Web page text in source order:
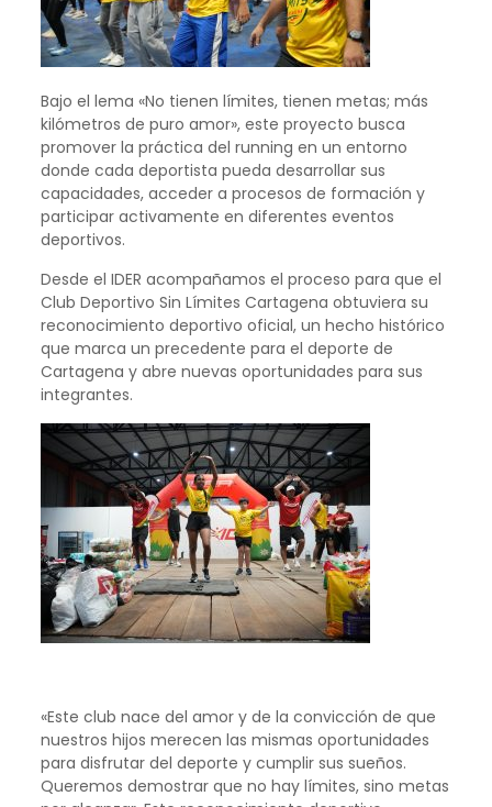
Bajo el lema «No tienen límites, tienen metas; más
kilómetros de puro amor», este proyecto busca
promover la práctica del running en un entorno
donde cada deportista pueda desarrollar sus
capacidades, acceder a procesos de formación y
participar activamente en diferentes eventos
deportivos.
Desde el IDER acompañamos el proceso para que el
Club Deportivo Sin Límites Cartagena obtuviera su
reconocimiento deportivo oficial, un hecho histórico
que marca un precedente para el deporte de
Cartagena y abre nuevas oportunidades para sus
integrantes.
«Este club nace del amor y de la convicción de que
nuestros hijos merecen las mismas oportunidades
para disfrutar del deporte y cumplir sus sueños.
Queremos demostrar que no hay límites, sino metas